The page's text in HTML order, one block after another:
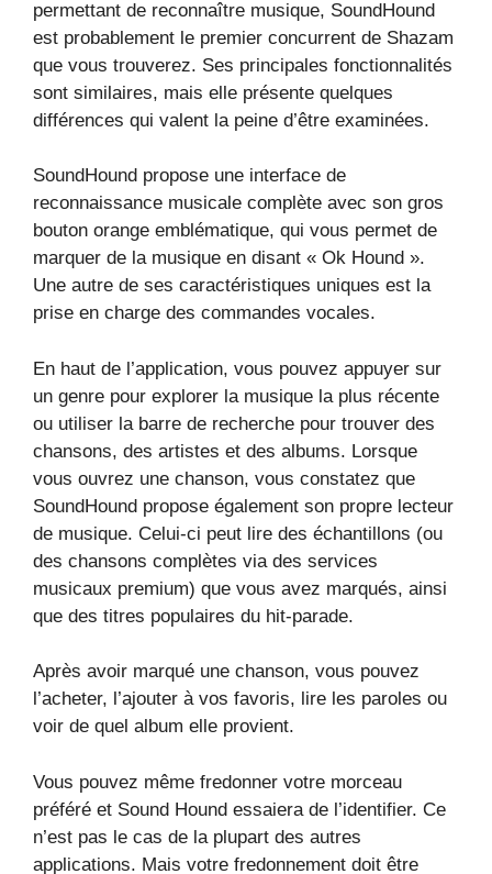
permettant de reconnaître musique, SoundHound
est probablement le premier concurrent de Shazam
que vous trouverez. Ses principales fonctionnalités
sont similaires, mais elle présente quelques
différences qui valent la peine d’être examinées.
SoundHound propose une interface de
reconnaissance musicale complète avec son gros
bouton orange emblématique, qui vous permet de
marquer de la musique en disant « Ok Hound ».
Une autre de ses caractéristiques uniques est la
prise en charge des commandes vocales.
En haut de l’application, vous pouvez appuyer sur
un genre pour explorer la musique la plus récente
ou utiliser la barre de recherche pour trouver des
chansons, des artistes et des albums. Lorsque
vous ouvrez une chanson, vous constatez que
SoundHound propose également son propre lecteur
de musique. Celui-ci peut lire des échantillons (ou
des chansons complètes via des services
musicaux premium) que vous avez marqués, ainsi
que des titres populaires du hit-parade.
Après avoir marqué une chanson, vous pouvez
l’acheter, l’ajouter à vos favoris, lire les paroles ou
voir de quel album elle provient.
Vous pouvez même fredonner votre morceau
préféré et Sound Hound essaiera de l’identifier. Ce
n’est pas le cas de la plupart des autres
applications. Mais votre fredonnement doit être